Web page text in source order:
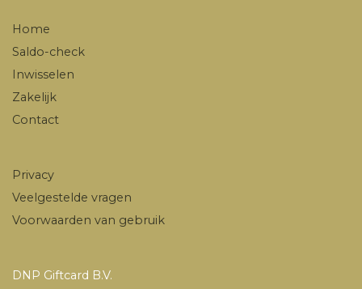
Home
Saldo-check
Inwisselen
Zakelijk
Contact
Privacy
Veelgestelde vragen
Voorwaarden van gebruik
DNP Giftcard B.V.